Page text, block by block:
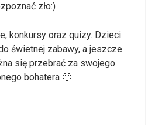
zło:)
konkursy oraz quizy. Dzieci
świetnej zabawy, a jeszcze
się przebrać za swojego
bohatera 🙂